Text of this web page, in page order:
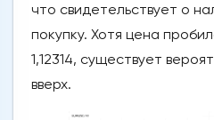
что свидетельствует о
покупку. Хотя цена
1,12314, существует
вверх.